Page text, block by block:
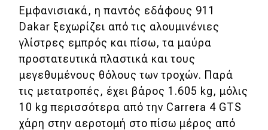
Εμφανισιακά, η παντός εδάφους 911
Dakar ξεχωρίζει από τις αλουμινένιες
γλίστρες εμπρός και πίσω, τα μαύρα
προστατευτικά πλαστικά και τους
μεγεθυμένους θόλους των τροχών. Παρά
τις μετατροπές, έχει βάρος 1.605 kg, μόλις
10 kg περισσότερα από την Carrera 4 GTS
χάρη στην αεροτομή στο πίσω μέρος από